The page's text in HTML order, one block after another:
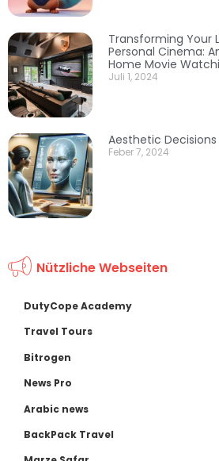
Transforming Your
Personal Cinema:
Home Movie
Juli 1, 2024
Aesthetic
Feber 7, 2024
Nützliche Webseiten
DutyCope Academy
Travel Tours
Bitrogen
News Pro
Arabic news
BackPack Travel